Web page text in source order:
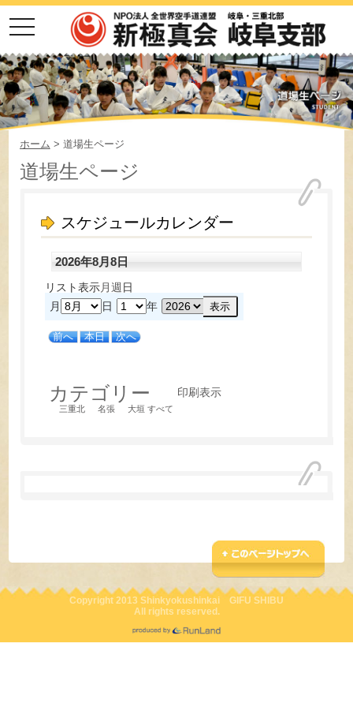
toggle
navigation
ホーム > 道場生ページ
道場生ページ
スケジュールカレンダー
2026年8月8日
リスト表示月週 日
月
日 年
前へ 本日 次へ
カテゴリー
三重北 名張 大垣 すべて
印刷表示
Copyright 2013 Shinkyokushinkai GIFU SHIBU
All rights reserved.